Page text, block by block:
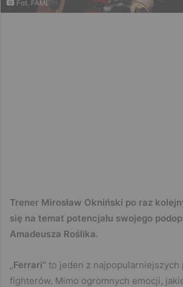
Fot. FAME
Trener Mirosław Okniński po raz
się na temat potencjału swojego
Amadeusza Roślika.
Ferrari” to jeden z najpopularniejszych
fighterów. Mimo ogromnych emocji,